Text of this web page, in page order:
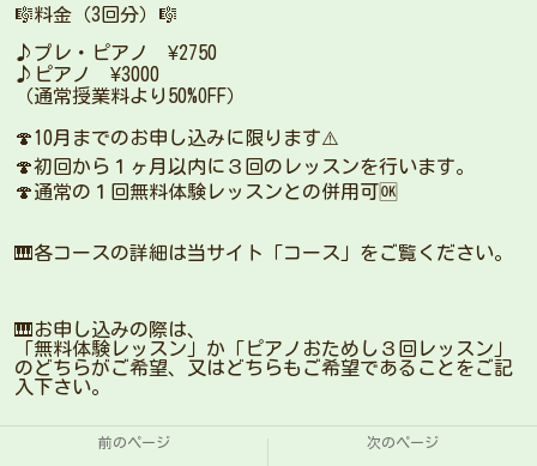
🎼料金（3回分）🎼
♪プレ・ピアノ ¥2750
♪ピアノ ¥3000
（通常授業料より50%OFF）
🍄10月までのお申し込みに限ります⚠️
🍄初回から１ヶ月以内に３回のレッスンを行います。
🍄通常の１回無料体験レッスンとの併用可🆗
🎹各コースの詳細は当サイト「コース」をご覧ください。
🎹お申し込みの際は、
「無料体験レッスン」か「ピアノおためし３回レッスン」
のどちらがご希望、又はどちらもご希望であることをご記
入下さい。
前のページ 次のページ